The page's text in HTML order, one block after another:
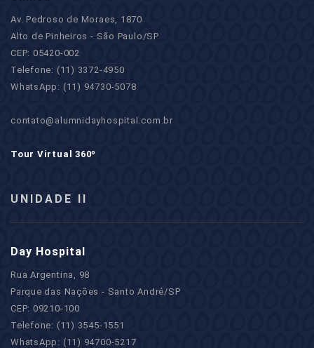
Av. Pedroso de Moraes, 1870
Alto de Pinheiros - São Paulo/SP
CEP: 05420-002
Telefone: (11) 3372-4950
WhatsApp: (11) 94730-5078
contato@alumnidayhospital.com.br
Tour Virtual 360º
UNIDADE II
Day Hospital
Rua Argentina, 98
Parque das Nações - Santo André/SP
CEP: 09210-100
Telefone: (11) 3545-1551
WhatsApp: (11) 94700-5217